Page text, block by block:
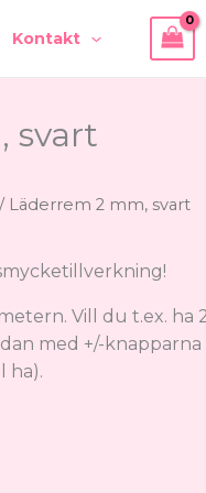
Kontakt
svart
/ Läderrem 2 mm, svart
Vill du t.ex. ha
med +/-
ha).